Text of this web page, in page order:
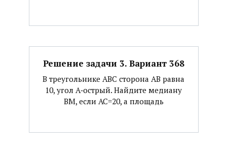
Решение задачи 3. Вариант 368
В треугольнике АВС сторона АВ равна
10, угол А‐острый. Найдите медиану
ВМ, если АС=20, а площадь